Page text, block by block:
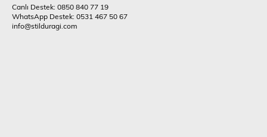
Canlı Destek: 0850 840 77 19
WhatsApp Destek: 0531 467 50 67
info@stilduragi.com